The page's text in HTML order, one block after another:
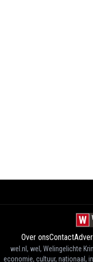
Over onsContact
wel.nl, wel, Welingelichte
economie, cultuur, nationaal,